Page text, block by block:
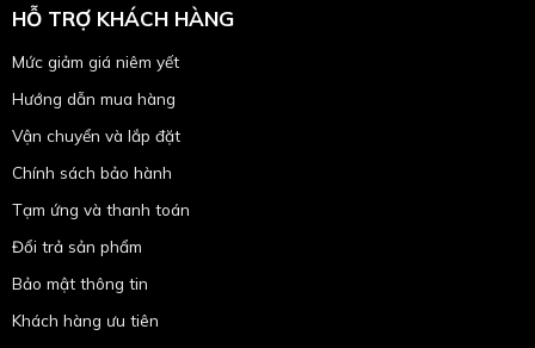
HỖ TRỢ KHÁCH HÀNG
Mức giảm giá niêm yết
Hướng dẫn mua hàng
Vận chuyển và lắp đặt
Chính sách bảo hành
Tạm ứng và thanh toán
Đổi trả sản phẩm
Bảo mật thông tin
Khách hàng ưu tiên